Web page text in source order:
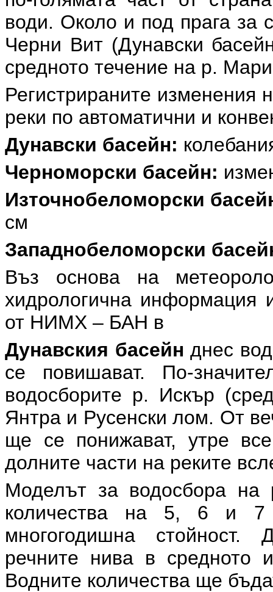
води. Около и под прага за
Черни Вит (Дунавски
средното течение на р.
Регистрираните изменения
реки по автоматични и
Дунавски басейн:
Черноморски басейн:
Източнобеломорски
см
Западнобеломорски
Въз основа на
хидрологична информация
от НИМХ – БАН в
Дунавския басейн днес
се повишават. По-
водосборите р. Искър
Янтра и Русенски лом. От
ще се понижават, утре
долните части на реките
Моделът за водосбора на
количества на 5, 6 и 7
многогодишна стойност.
речните нива в средното
Водните количества ще